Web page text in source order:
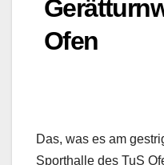
Ofen
Das, was es am
Sporthalle des TuS